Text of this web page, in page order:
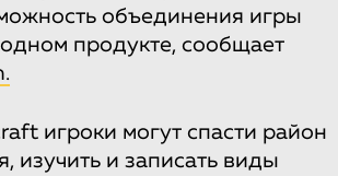
объединения игры
продукте, сообщает
игроки могут спасти район
изучить и записать виды